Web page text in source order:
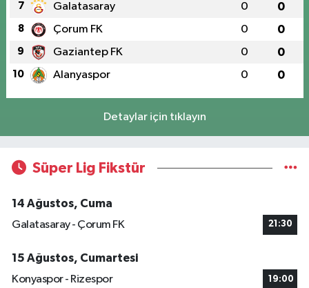
7 Galatasaray 0 0
8 Çorum FK 0 0
9 Gaziantep FK 0 0
10 Alanyaspor 0 0
Detaylar için tıklayın
Süper Lig Fikstür
14 Ağustos, Cuma
Galatasaray - Çorum FK
21:30
15 Ağustos, Cumartesi
Konyaspor - Rizespor
19:00